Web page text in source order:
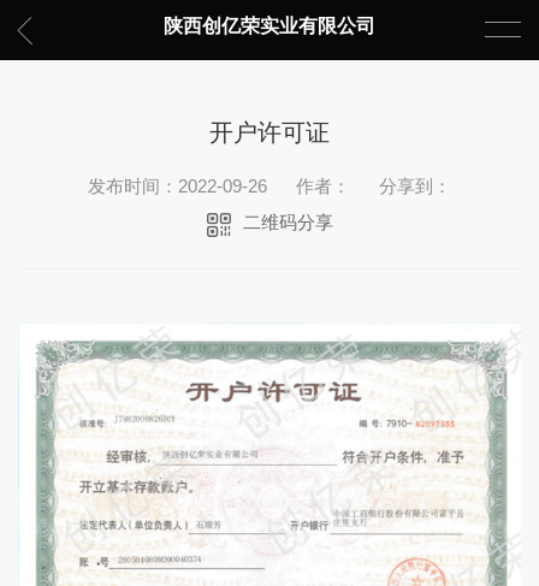
陕西创亿荣实业有限公司
开户许可证
发布时间：2022-09-26 作者：
分享到：
二维码分享